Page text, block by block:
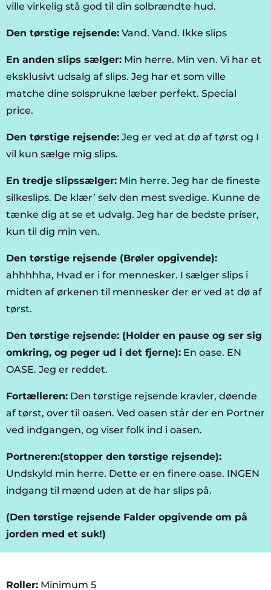
ville virkelig stå god til din solbrændte hud.
Den tørstige rejsende: Vand. Vand. Ikke slips
En anden slips sælger: Min herre. Min ven. Vi har et
eksklusivt udsalg af slips. Jeg har et som ville
matche dine solsprukne læber perfekt. Special
price.
Den tørstige rejsende: Jeg er ved at dø af tørst og I
vil kun sælge mig slips.
En tredje slipssælger: Min herre. Jeg har de fineste
silkeslips. De klær’ selv den mest svedige. Kunne de
tænke dig at se et udvalg. Jeg har de bedste priser,
kun til dig min ven.
Den tørstige rejsende (Brøler opgivende):
ahhhhha, Hvad er i for mennesker. I sælger slips i
midten af ørkenen til mennesker der er ved at dø af
tørst.
Den tørstige rejsende: (Holder en pause og ser sig
omkring, og peger ud i det fjerne): En oase. EN
OASE. Jeg er reddet.
Fortælleren: Den tørstige rejsende kravler, døende
af tørst, over til oasen. Ved oasen står der en Portner
ved indgangen, og viser folk ind i oasen.
Portneren:(stopper den tørstige rejsende):
Undskyld min herre. Dette er en finere oase. INGEN
indgang til mænd uden at de har slips på.
(Den tørstige rejsende Falder opgivende om på
jorden med et suk!)
Roller: Minimum 5